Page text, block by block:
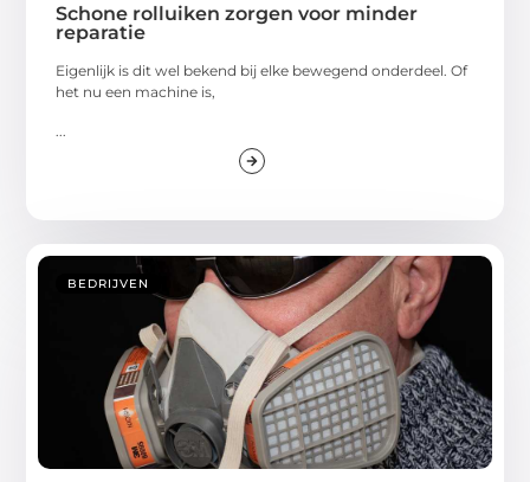
Schone rolluiken zorgen voor minder
reparatie
Eigenlijk is dit wel bekend bij elke bewegend onderdeel. Of
het nu een machine is,
BEDRIJVEN